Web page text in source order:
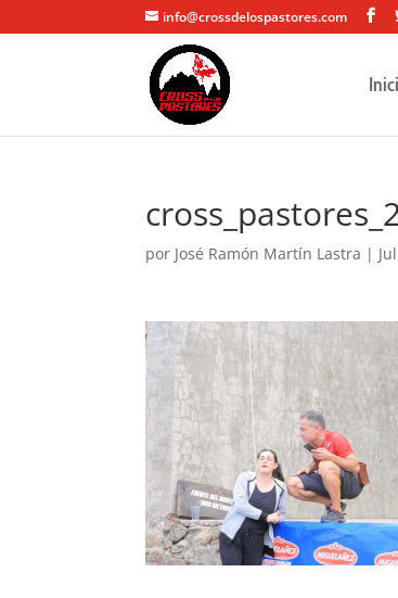
info@crossdelospastores.com
por José Ramón Martín Lastra |